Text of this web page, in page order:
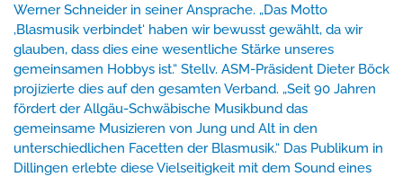
Werner Schneider in seiner Ansprache. „Das Motto
‚Blasmusik verbindet‘ haben wir bewusst gewählt, da wir
glauben, dass dies eine wesentliche Stärke unseres
gemeinsamen Hobbys ist.“ Stellv. ASM-Präsident Dieter Böck
projizierte dies auf den gesamten Verband. „Seit 90 Jahren
fördert der Allgäu-Schwäbische Musikbund das
gemeinsame Musizieren von Jung und Alt in den
unterschiedlichen Facetten der Blasmusik.“ Das Publikum in
Dillingen erlebte diese Vielseitigkeit mit dem Sound eines